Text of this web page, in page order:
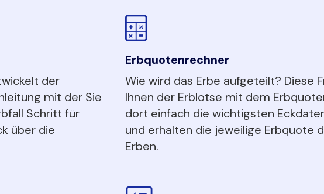
der
mit der Sie
Schritt für
über die
Erbquotenrechner
Wie wird das Erbe aufgeteilt? Diese
Ihnen der Erblotse mit dem
dort einfach die wichtigsten
und erhalten die jeweilige Erbquote
Erben.